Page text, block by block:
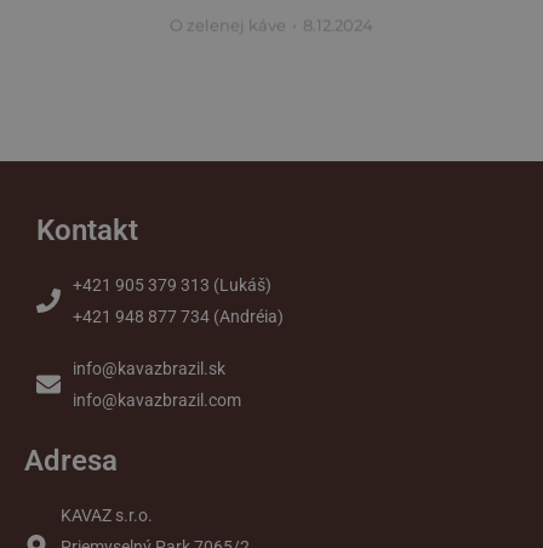
O zelenej káve 8.12.2024
Kontakt
+421 905 379 313 (Lukáš)
+421 948 877 734 (Andréia)
info@kavazbrazil.sk
info@kavazbrazil.com
Adresa
KAVAZ s.r.o.